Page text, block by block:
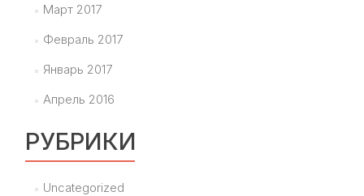
Март 2017
Февраль 2017
Январь 2017
Апрель 2016
РУБРИКИ
Uncategorized